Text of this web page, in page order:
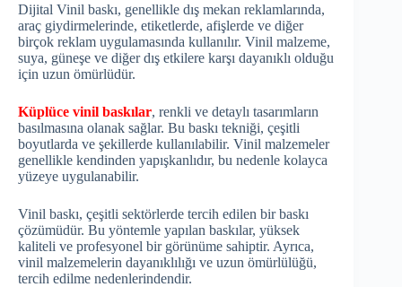
Dijital Vinil baskı, genellikle dış mekan reklamlarında,
araç giydirmelerinde, etiketlerde, afişlerde ve diğer
birçok reklam uygulamasında kullanılır. Vinil malzeme,
suya, güneşe ve diğer dış etkilere karşı dayanıklı olduğu
için uzun ömürlüdür.
Küplüce vinil baskılar, renkli ve detaylı tasarımların
basılmasına olanak sağlar. Bu baskı tekniği, çeşitli
boyutlarda ve şekillerde kullanılabilir. Vinil malzemeler
genellikle kendinden yapışkanlıdır, bu nedenle kolayca
yüzeye uygulanabilir.
Vinil baskı, çeşitli sektörlerde tercih edilen bir baskı
çözümüdür. Bu yöntemle yapılan baskılar, yüksek
kaliteli ve profesyonel bir görünüme sahiptir. Ayrıca,
vinil malzemelerin dayanıklılığı ve uzun ömürlülüğü,
tercih edilme nedenlerindendir.